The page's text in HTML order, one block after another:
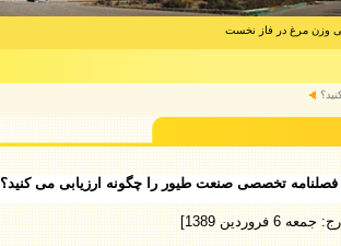
تخصصی صنعت طیور را چگونه ارزیابی می کنید؟